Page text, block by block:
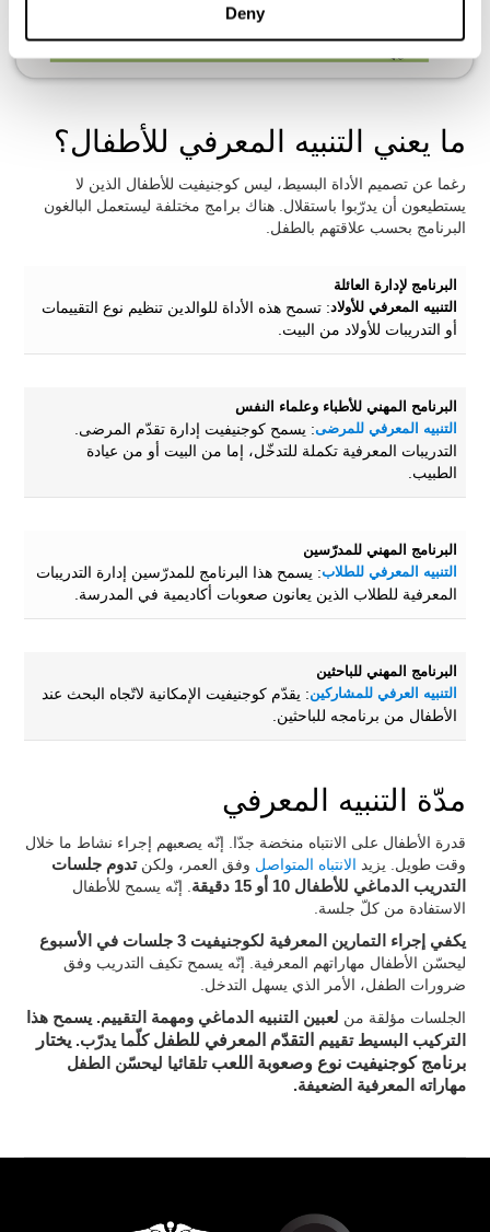
Deny
ما يعني التنبيه المعرفي للأطفال؟
رغما عن تصميم الأداة البسيط، ليس كوجنيفيت للأطفال الذين لا
يستطيعون أن يدرّبوا باستقلال. هناك برامج مختلفة ليستعمل البالغون
البرنامج بحسب علاقتهم بالطفل.
البرنامج لإدارة العائلة
التنبيه المعرفي للأولاد: تسمح هذه الأداة للوالدين تنظيم نوع التقييمات
أو التدريبات للأولاد من البيت.
البرنامح المهني للأطباء وعلماء النفس
التنبيه المعرفي للمرضى: يسمح كوجنيفيت إدارة تقدّم المرضى.
التدريبات المعرفية تكملة للتدخّل، إما من البيت أو من عيادة
الطبيب.
البرنامج المهني للمدرّسين
التنبيه المعرفي للطلاب: يسمح هذا البرنامج للمدرّسين إدارة التدريبات
المعرفية للطلاب الذين يعانون صعوبات أكاديمية في المدرسة.
البرنامج المهني للباحثين
التنبيه العرفي للمشاركين: يقدّم كوجنيفيت الإمكانية لاتّجاه البحث عند
الأطفال من برنامجه للباحثين.
مدّة التنبيه المعرفي
قدرة الأطفال على الانتباه منخضة جدّا. إنّه يصعبهم إجراء نشاط ما خلال
وقت طويل. يزيد الانتباه المتواصل وفق العمر، ولكنتدوم جلسات
التدريب الدماغي للأطفال 10 أو 15 دقيقة
. إنّه يسمح للأطفال
الاستفادة من كلّ جلسة.
يكفي إجراء التمارين المعرفية لكوجنيفيت 3 جلسات في الأسبوع
ليحسّن الأطفال مهاراتهم المعرفية. إنّه يسمح تكيف التدريب وفق
ضرورات الطفل، الأمر الذي يسهل التدخل.
الجلسات مؤلقة من لعبين التنبيه الدماغي ومهمة التقييم. يسمح هذا
التركيب البسيط تقييم التقدّم المعرفي للطفل كلّما يدرّب.يختار
برنامج كوجنيفيت نوع وصعوبة اللعب تلقائيا ليحسّن الطفل
مهاراته المعرفية الضعيفة.